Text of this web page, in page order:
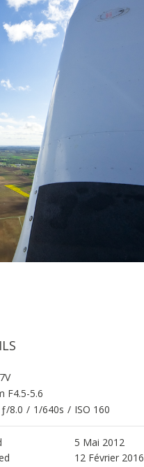
F4.5-5.6
ƒ/8.0 / 1/640s / ISO 160
5 Mai 2012
12 Février 2016